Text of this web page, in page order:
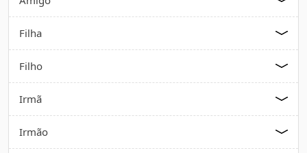
Filha
Filho
Irmã
Irmão